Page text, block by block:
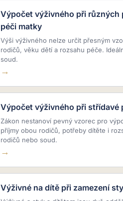
Výpočet výživného při různých
péči matky
Výši výživného nelze určit přesným
rodičů, věku dětí a rozsahu péče.
soud.
Výpočet výživného při střídavé
Zákon nestanoví pevný vzorec pro
příjmy obou rodičů, potřeby dítěte i
rodičů nebo soud.
Výživné na dítě při zamezení